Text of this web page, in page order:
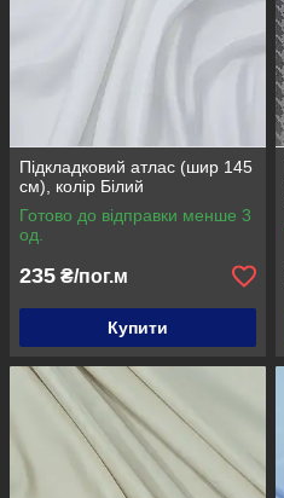
Підкладковий атлас (шир 145
см), колір Білий
Готово до відправки менше 3
од.
235 ₴/пог.м
Купити